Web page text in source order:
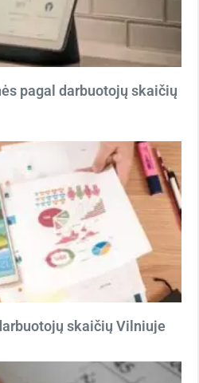
pagal darbuotojų skaičių
skaičių Vilniuje